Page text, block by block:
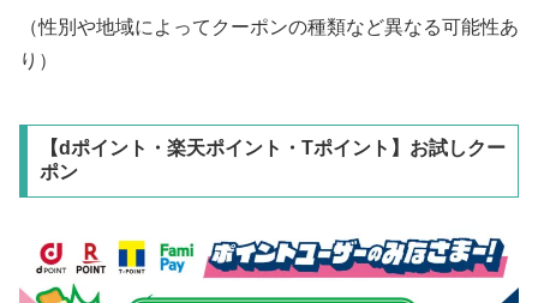
（性別や地域によってクーポンの種類など異なる可能性あ
り）
【dポイント・楽天ポイント・Tポイント】お試しクー
ポン